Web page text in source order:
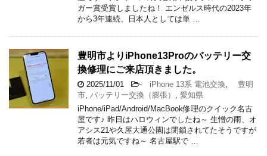
ガー賞受賞しましたね！ エンゼルス時代の2023年
から3年連続、日本人としては単 …
豊明市よりiPhone13Proのバッテリー交
換修理にご来店頂きました。
2025/11/01 - iPhone 13系 電池交換
豊明
市 バッテリー交換（膨張）
愛知県
iPhone/iPad/Android/MacBook修理のクイック名古
屋です♪ 昨日はハロウィンでしたね～ 生憎の雨、オ
アシス21や久屋大通公園は閉鎖されてたそうですが
若者は元気ですね～ 名古屋駅で …